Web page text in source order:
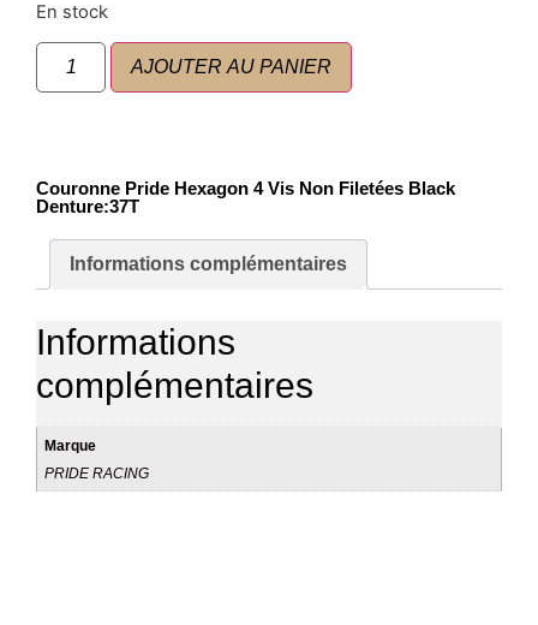
En stock
AJOUTER AU PANIER
Couronne Pride Hexagon 4 Vis Non Filetées Black
Denture:37T
Informations complémentaires
Informations
complémentaires
Marque
PRIDE RACING